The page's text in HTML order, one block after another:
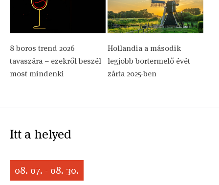
8 boros trend 2026
tavaszára – ezekről beszél
most mindenki
Hollandia a második
legjobb bortermelő évét
zárta 2025-ben
Itt a helyed
08. 07. - 08. 30.